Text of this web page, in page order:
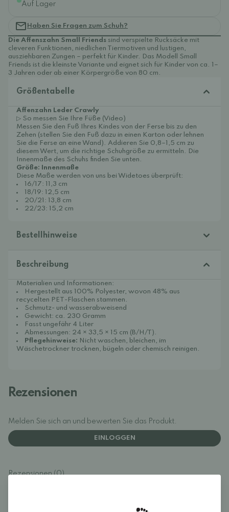
Auf Lager
Haben Sie Fragen zum Schuh?
Die Affenszahn Small Friends sind verspielte Rucksäcke mit
cleveren Funktionen, niedlichen Tiermotiven und lustigen,
ausziehbaren Zungen – perfekt für Kinder. Das Modell Small
Friends ist die kleinste Variante und eignet sich für Kinder von ca. 1–
3 Jahren oder ab einer Körpergröße von 80 cm.
Größentabelle
Affenzahn Leder Crawly
▷ So messen Sie Ihre Füße (Video)
Messen Sie den Fuß Ihres Kindes von der Ferse bis zu den
Zehen (stellen Sie den Fuß dazu in einen Karton oder lehnen
Sie die Ferse an eine Wand). Addieren Sie 0,8–1,5 cm zu
diesem Wert, um die richtige Schuhgröße zu ermitteln. Die
Innenmaße des Schuhs finden Sie unten.
Größe: Innenmaße
Diese Maße werden von uns bei Widetoes überprüft:
16/17: 11,3 cm
18/19: 12,5 cm
20/21: 13,8 cm
22/23: 15,2 cm
Bestellhinweise
Beschreibung
Materialien und Informationen:
Hergestellt aus 100% Polyester, wovon 48% aus
recycelten PET-Flaschen stammen.
Schmutz- und wasserabweisend
Gewicht: ca. 230 Gramm
Fasst ungefähr 4 Liter
Abmessungen: 24 × 33,5 × 15 cm (B/H/T).
Pflegehinweise: Nicht waschen, bleichen, im
Wäschetrockner trocknen, bügeln oder chemisch reinigen.
Rezensionen
Melden Sie sich an und bewerten Sie das Produkt.
EINLOGGEN
Rezensionen (0)